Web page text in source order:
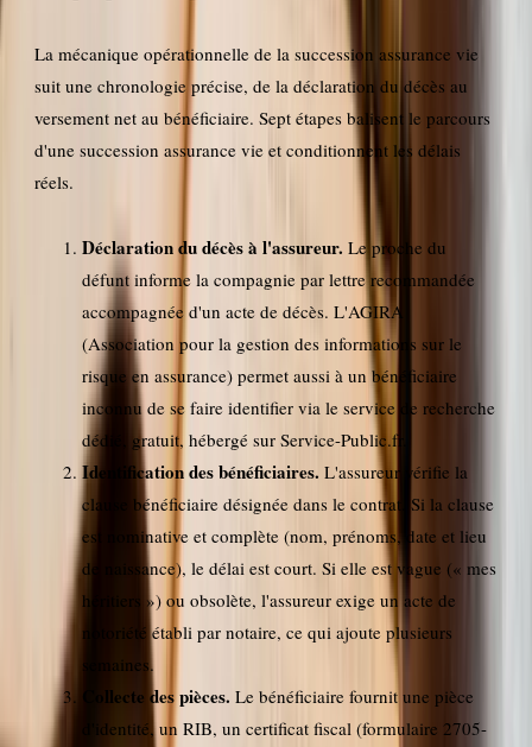
La mécanique opérationnelle de la succession assurance vie
suit une chronologie précise, de la déclaration du décès au
versement net au bénéficiaire. Sept étapes balisent le parcours
d'une succession assurance vie et conditionnent les délais
réels.
Déclaration du décès à l'assureur. Le proche du
défunt informe la compagnie par lettre recommandée
accompagnée d'un acte de décès. L'AGIRA
(Association pour la gestion des informations sur le
risque en assurance) permet aussi à un bénéficiaire
inconnu de se faire identifier via le service de recherche
dédié, gratuit, hébergé sur Service-Public.fr.
Identification des bénéficiaires. L'assureur vérifie la
clause bénéficiaire désignée dans le contrat. Si la clause
est nominative et complète (nom, prénoms, date et lieu
de naissance), le délai est court. Si elle est vague (« mes
héritiers ») ou obsolète, l'assureur exige un acte de
notoriété établi par notaire, ce qui ajoute plusieurs
semaines.
Collecte des pièces. Le bénéficiaire fournit une pièce
d'identité, un RIB, un certificat fiscal (formulaire 2705-